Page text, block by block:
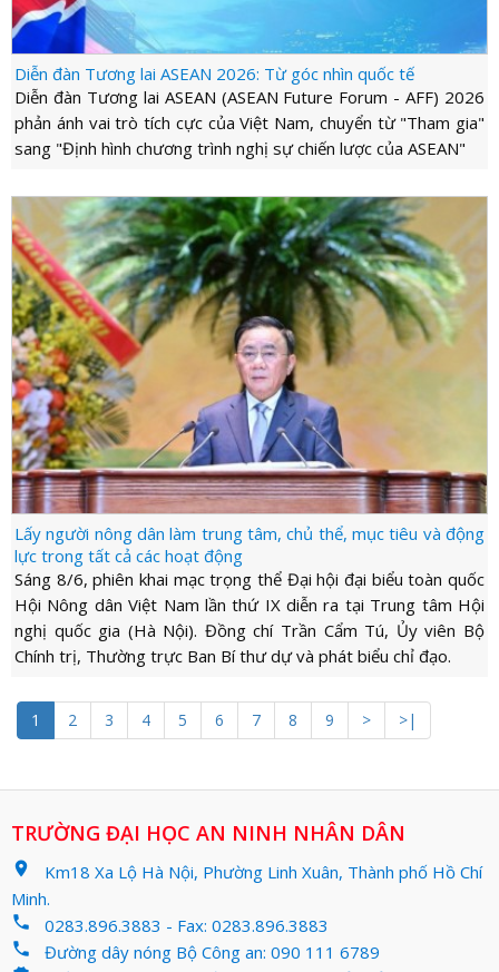
Diễn đàn Tương lai ASEAN 2026: Từ góc nhìn quốc tế
Diễn đàn Tương lai ASEAN (ASEAN Future Forum - AFF) 2026
phản ánh vai trò tích cực của Việt Nam, chuyển từ "Tham gia"
sang "Định hình chương trình nghị sự chiến lược của ASEAN"
Lấy người nông dân làm trung tâm, chủ thể, mục tiêu và động
lực trong tất cả các hoạt động
Sáng 8/6, phiên khai mạc trọng thể Đại hội đại biểu toàn quốc
Hội Nông dân Việt Nam lần thứ IX diễn ra tại Trung tâm Hội
nghị quốc gia (Hà Nội). Đồng chí Trần Cẩm Tú, Ủy viên Bộ
Chính trị, Thường trực Ban Bí thư dự và phát biểu chỉ đạo.
1 2 3 4 5 6 7 8 9 > >|
TRƯỜNG ĐẠI HỌC AN NINH NHÂN DÂN
location_on
Km18 Xa Lộ Hà Nội, Phường Linh Xuân, Thành phố Hồ Chí
Minh.
phone 0283.896.3883 - Fax: 0283.896.3883
phone Đường dây nóng Bộ Công an: 090 111 6789